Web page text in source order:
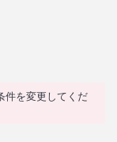
件を変更してくだ